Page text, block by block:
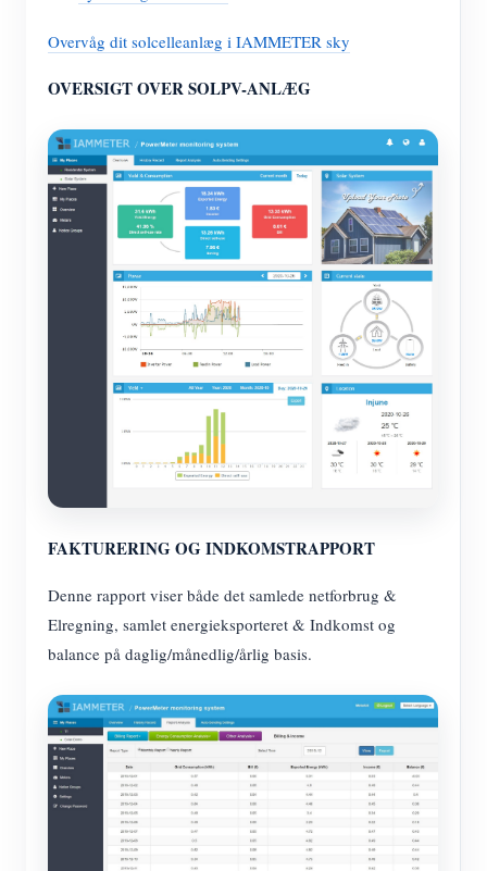
Overvåg dit solcelleanlæg i IAMMETER sky
OVERSIGT OVER SOLPV-ANLÆG
FAKTURERING OG INDKOMSTRAPPORT
Denne rapport viser både det samlede netforbrug &
Elregning, samlet energieksporteret & Indkomst og
balance på daglig/månedlig/årlig basis.